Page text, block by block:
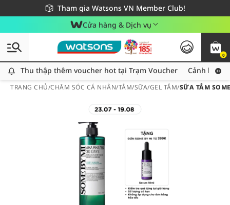
Tham gia Watsons VN Member Club!
Miễn phí giao hàng cho đơn hàng từ 249,000Đ
Giao hàng nhanh 24h - Áp dụng khu vực TP. Hồ Chí Minh
Cửa hàng & Dịch vụ
0
Thu thập thêm voucher hot tại Trạm Voucher
Thu thập thêm voucher hot tại Trạm Voucher Cảnh báo
TRANG CHỦ/CHĂM SÓC CÁ NHÂN/TẮM/SỮA/GEL TẮM/SỮA TẮM